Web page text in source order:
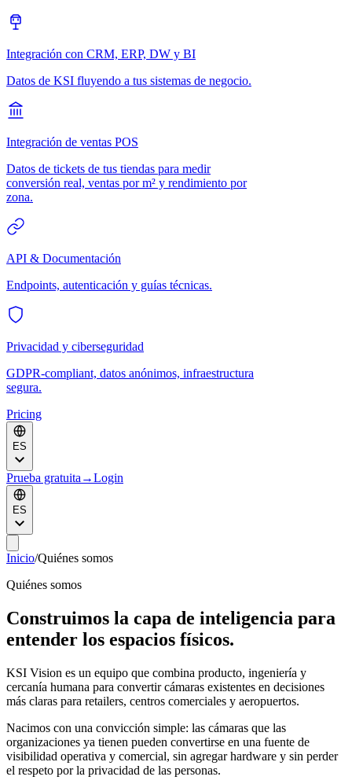
Integración con CRM, ERP, DW y BI
Datos de KSI fluyendo a tus sistemas de negocio.
Integración de ventas POS
Datos de tickets de tus tiendas para medir
conversión real, ventas por m² y rendimiento por
zona.
API & Documentación
Endpoints, autenticación y guías técnicas.
Privacidad y ciberseguridad
GDPR-compliant, datos anónimos, infraestructura
segura.
Pricing
ES
Prueba gratuita →Login
ES
Inicio/Quiénes somos
Quiénes somos
Construimos la capa de inteligencia para
entender los espacios físicos.
KSI Vision es un equipo que combina producto, ingeniería y
cercanía humana para convertir cámaras existentes en decisiones
más claras para retailers, centros comerciales y aeropuertos.
Nacimos con una convicción simple: las cámaras que las
organizaciones ya tienen pueden convertirse en una fuente de
visibilidad operativa y comercial, sin agregar hardware y sin perder
el respeto por la privacidad de las personas.